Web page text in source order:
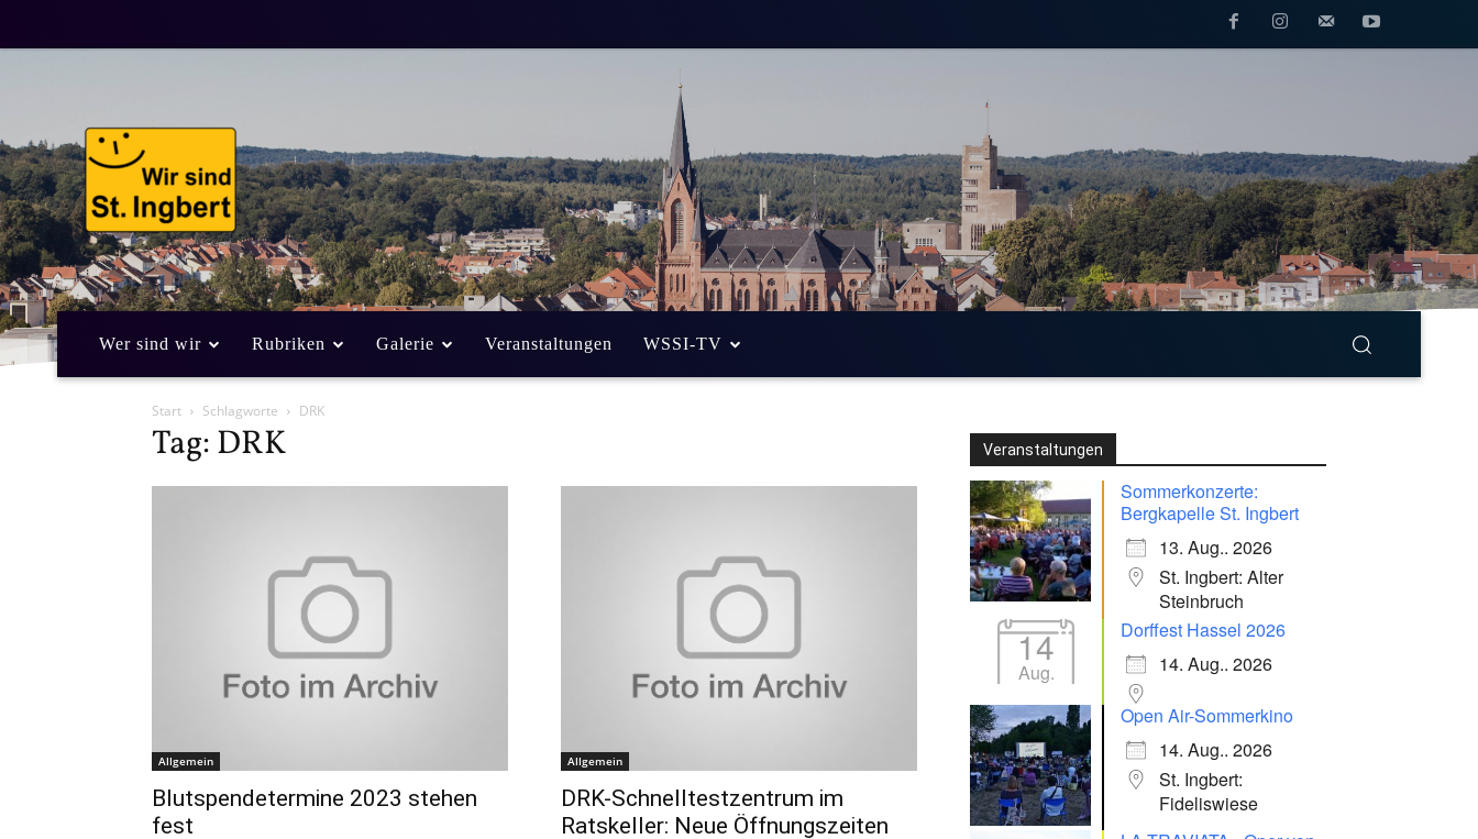
Wer sind wir Rubriken Galerie Veranstaltungen WSSI-TV
Start Schlagworte DRK
Tag: DRK
Allgemein
Blutspendetermine 2023 stehen
fest
Allgemein
DRK-Schnelltestzentrum im
Ratskeller: Neue Öffnungszeiten
Veranstaltungen
Sommerkonzerte:
Bergkapelle St. Ingbert
13. Aug.. 2026
St. Ingbert: Alter
Steinbruch
14
Aug.
Dorffest Hassel 2026
14. Aug.. 2026
Open Air-Sommerkino
14. Aug.. 2026
St. Ingbert:
Fideliswiese